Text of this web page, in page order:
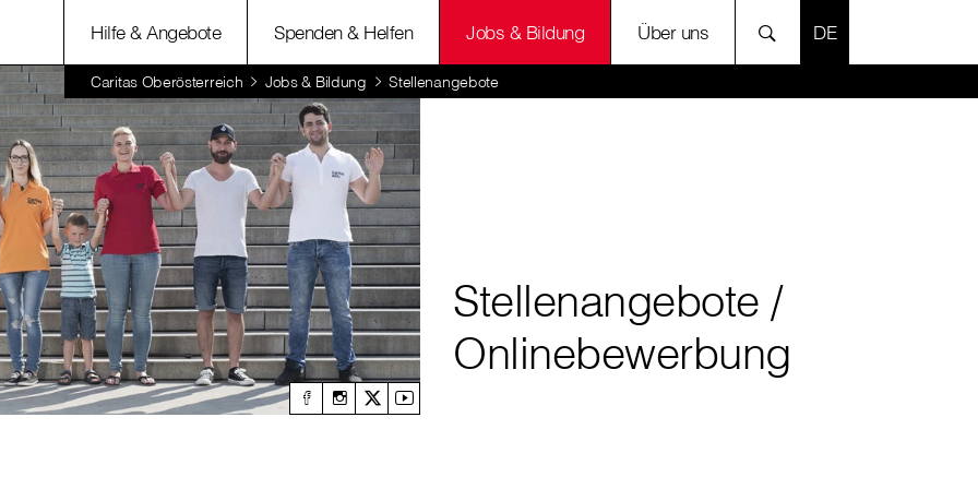
Hilfe & Angebote Spenden & Helfen Jobs & Bildung Über uns SPRACHE
Caritas Oberösterreich Jobs & Bildung Stellenangebote
Stellenangebote /
Onlinebewerbung